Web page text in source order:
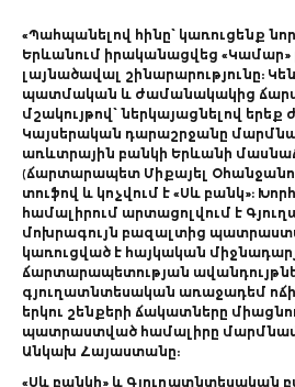
«Պահպանելով հինը՝ կառուցենք
Երևանում իրականացվեց «Կամար»
լայնածավալ շինարարությունը:
պատմական և ժամանակակից
մշակույթով՝ ներկայացնելով
Կայսերական դարաշրջանը
առևտրային բանկի Երևանի
(ճարտարապետ Միքայել
տուֆով և կոչվում է «Սև բանկ»։
համալիրում արտացոլվում է
մոխրագույն բազալտից
կառուցված է հայկական
ճարտարապետության
գյուղատնտեսական առաջադեմ ոճի
երկու շենքերի ճակատները
պատրաստված համալիրը
Անկախ Հայաստանը:
«Սև բանկի» և Գյուղատնտեսական